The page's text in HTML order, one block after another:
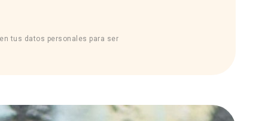
tus datos personales para ser